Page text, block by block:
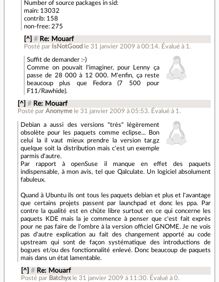
Number of source packages in sid:
main: 13032
contrib: 158
non-free: 275
[^] # Re: Mouarf
Posté par IsNotGood le 31 janvier 2009 à 00:14. Évalué à 1 .
Suffit de demander :-)
Comme on pouvait l'imaginer, pour Lenny ça
passe de 28 000 à 12 000. M'enfin, ça reste
beaucoup plus que Fedora (7 500 pour
F11/Rawhide).
[^] # Re: Mouarf
Posté parAnonyme le 31 janvier 2009 à 05:53. Évalué à 1 .
Debian a aussi des versions "très" légèrement
obsolète pour les paquets comme eclipse... Bon
celui la il vaut mieux prendre la version tar.gz
quelque soit la distribution mais c'est un exemple
parmis d'autre.
Par rapport à openSuse il manque en effet des paquets
indispensable, à mon avis, tel que Qalculate. Un logiciel absolument
fabuleux.
Quand à Ubuntu ils ont tous les paquets debian et plus et l'avantage
que certains projets passent par launchpad et donc les ppa. Par
contre la qualité est en chûte libre surtout en ce qui concerne les
paquets KDE mais la je commence à penser que c'est fait exprès
pour ne pas faire de l'ombre à la version officiel GNOME. Je ne vois
pas d'autre explication au fait des changement apporté au code
upstream qui sont de façon systématique des introductions de
bogues et/ou des fonctionnalité enlevé. Donc beaucoup de paquets
mais dans un état lamentable.
[^] # Re: Mouarf
Posté par Batchyx le 31 janvier 2009 à 11:30. Évalué à 0.